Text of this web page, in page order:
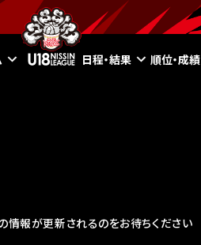
日程・結果 順位・成績
情報が更新されるのをお待ちください